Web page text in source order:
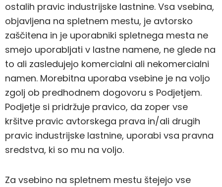
ostalih pravic industrijske lastnine. Vsa vsebina,
objavljena na spletnem mestu, je avtorsko
zaščitena in je uporabniki spletnega mesta ne
smejo uporabljati v lastne namene, ne glede na
to ali zasledujejo komercialni ali nekomercialni
namen. Morebitna uporaba vsebine je na voljo
zgolj ob predhodnem dogovoru s Podjetjem.
Podjetje si pridržuje pravico, da zoper vse
kršitve pravic avtorskega prava in/ali drugih
pravic industrijske lastnine, uporabi vsa pravna
sredstva, ki so mu na voljo.
Za vsebino na spletnem mestu štejejo vse